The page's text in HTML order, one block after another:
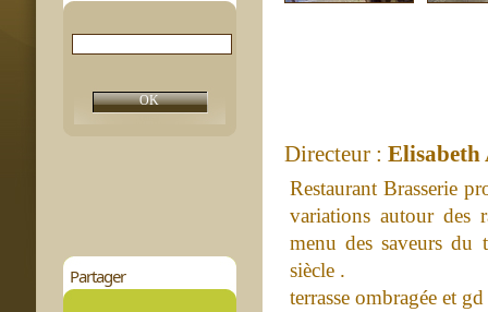
Partager
Directeur : Elisabeth
Restaurant Brasserie
variations autour des
menu des saveurs du
siècle .
terrasse ombragée et